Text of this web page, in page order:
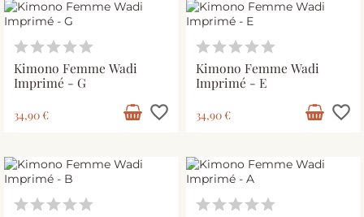
Kimono Femme Wadi
Imprimé - G
34,90 € favorite_border
Kimono Femme Wadi
Imprimé - E
34,90 € favorite_border